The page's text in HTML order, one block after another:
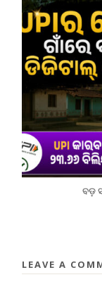
ବଡ଼
LEAVE A